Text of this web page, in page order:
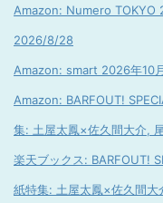
Amazon: Numero TOKYO
2026/8/28
Amazon: smart 2026年10
Amazon: BARFOUT!
集: 土屋太鳳×佐久間大介,
楽天ブックス: BARFOUT!
紙特集: 土屋太鳳×佐久間